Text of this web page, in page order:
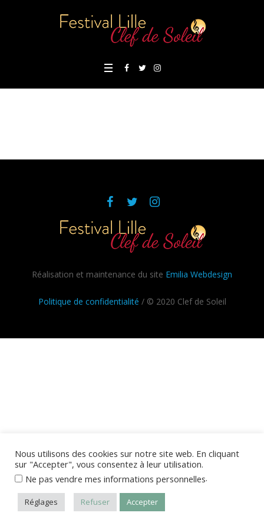
Réalisation et maintenance du site Emilia Webdesign
Politique de confidentialité / © 2020 Clef de Soleil
Nous utilisons des cookies sur notre site web. En cliquant
sur "Accepter", vous consentez à leur utilisation.
Ne pas vendre mes informations personnelles.
Réglages Refuser Accepter